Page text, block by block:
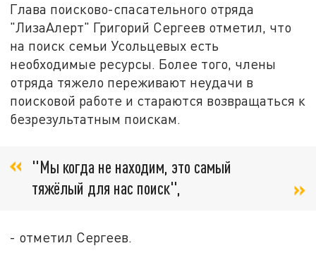
Глава поисково-спасательного отряда
"ЛизаАлерт" Григорий Сергеев отметил, что
на поиск семьи Усольцевых есть
необходимые ресурсы. Более того, члены
отряда тяжело переживают неудачи в
поисковой работе и стараются возвращаться к
безрезультатным поискам.
"Мы когда не находим, это самый
тяжёлый для нас поиск",
- отметил Сергеев.